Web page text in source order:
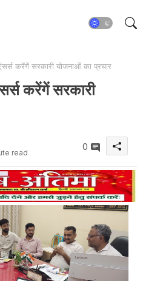
करेंगें सरकारी योजनाओं का प्रचार
करेंगें सरकारी
read
0